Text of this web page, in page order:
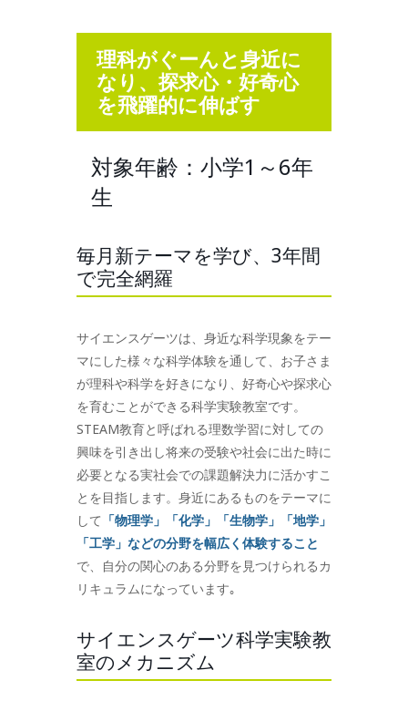
理科がぐーんと身近に
なり、探求心・好奇心
を飛躍的に伸ばす
対象年齢：小学1～6年
生
毎月新テーマを学び、3年間
で完全網羅
サイエンスゲーツは、身近な科学現象をテー
マにした様々な科学体験を通して、お子さま
が理科や科学を好きになり、好奇心や探求心
を育むことができる科学実験教室です。
STEAM教育と呼ばれる理数学習に対しての
興味を引き出し将来の受験や社会に出た時に
必要となる実社会での課題解決力に活かすこ
とを目指します。身近にあるものをテーマに
して 「物理学」「化学」「生物学」「地学」
「工学」などの分野を幅広く体験すること
で、自分の関心のある分野を見つけられるカ
リキュラムになっています｡
サイエンスゲーツ科学実験教
室のメカニズム